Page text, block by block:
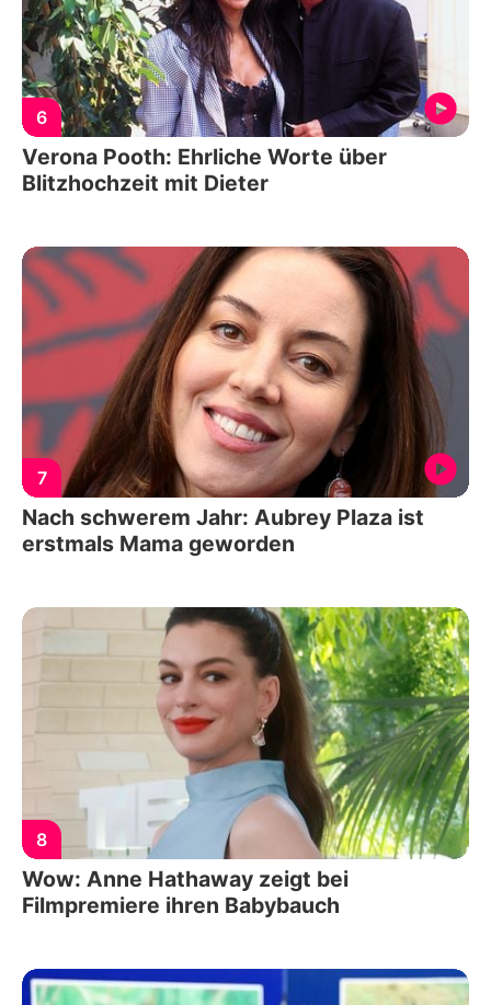
6
Verona Pooth: Ehrliche Worte über
Blitzhochzeit mit Dieter
7
Nach schwerem Jahr: Aubrey Plaza ist
erstmals Mama geworden
8
Wow: Anne Hathaway zeigt bei
Filmpremiere ihren Babybauch